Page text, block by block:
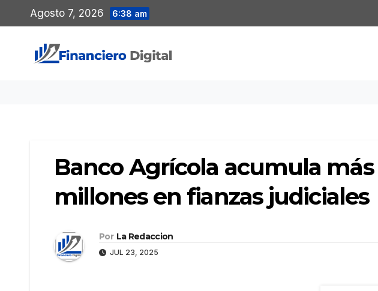
al
contenido
Agosto 7, 2026 6:38 am
Banco Agrícola acumula más
millones en fianzas judiciales
Por La Redaccion
JUL 23, 2025